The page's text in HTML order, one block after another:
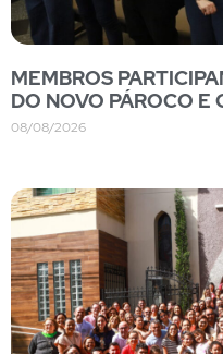
MEMBROS
DO NOVO PÁROCO E
08/08/2026